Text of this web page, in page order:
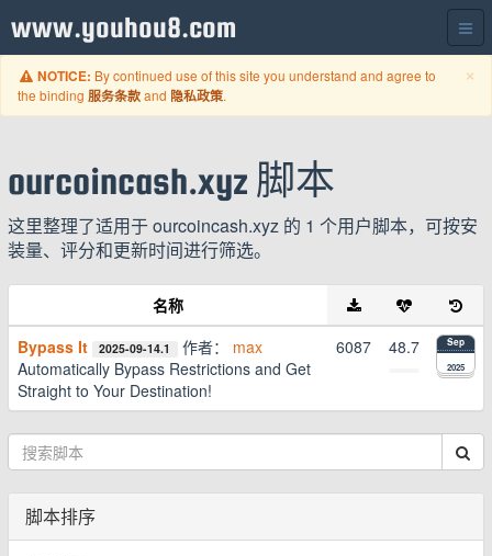
www.youhou8.com
×
NOTICE: By continued use of this site you understand and agree to
the binding 服务条款and 隐私政策.
ourcoincash.xyz 脚本
这里整理了适用于 ourcoincash.xyz 的 1 个用户脚本，可按安
装量、评分和更新时间进行筛选。
名称
Bypass It
2025-09-14.1 作者： max
Automatically Bypass Restrictions and Get
Straight to Your Destination!
6087 48.7 Sep
2025
脚本排序